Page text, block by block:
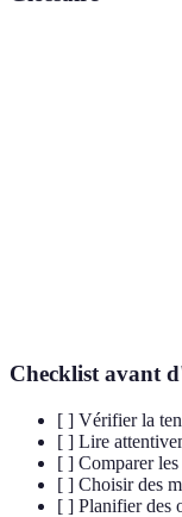
Checklist avant
[ ] Vérifier la
[ ] Lire
[ ] Comparer
[ ] Choisir des
[ ] Planifier des